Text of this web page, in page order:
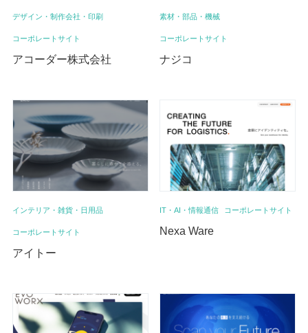
デザイン・制作会社・印刷
コーポレートサイト
アコーダー株式会社
素材・部品・機械
コーポレートサイト
ナジコ
インテリア・雑貨・日用品
コーポレートサイト
アイトー
IT・AI・情報通信 コーポレートサイト
Nexa Ware